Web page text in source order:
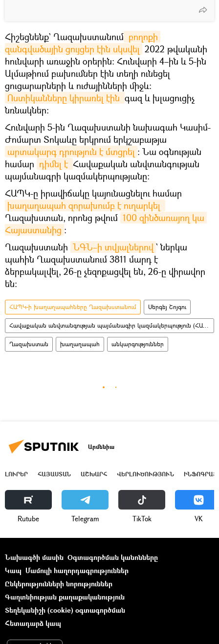
Հիշեցնենք` Ղազախստանում բողոքի
զանգվածային ցույցեր էին սկսվել 2022 թվականի
հունվարի առաջին օրերին։ Հունվարի 4–ին և 5-ին
Ալմաթիում բախումներ էին տեղի ունեցել
ցուցարարների և ուժայինների միջև։
Ոստիկանները կիրառել էին գազ և խլացուցիչ
նռնակներ։
Հունվարի 5-ին Ղազախստանի նախագահ Կասիմ-
Ժոմարտ Տոկաևը երկրում երկշաբաթյա
արտակարգ դրություն է մտցրել ։ Նա օգնության
համար դիմել է Հավաքական անվտանգության
պայմանագրի կազմակերպությանը։
ՀԱՊԿ-ը իրավիճակը կայունացնելու համար
Ղազախստան, որոնց թվում 100 զինծառայող կա
Հայաստանից ։
Ղազախստանի ՆԳՆ–ի տվյալներով ` ներկա
պահին Ղազախստանում 3811 մարդ է
ձերբակալվել, 26-ը չեզոքացվել են, 26-ը վիրավոր
են:
ՀԱՊԿ-ի խաղաղապահները Ղազախստանում Սերգեյ Շոյգու
Հավաքական անվտանգության պայմանագիր կազմակերպություն (ՀԱՊԿ)
Ղազախստան խաղաղապահ անկարգություններ
Արմենիա
ԼՈՒՐԵՐ ՀԱՅԱՍՏԱՆ ԱՇԽԱՐՀ ՎԵՐԼՈՒԾՈՒԹՅՈՒՆ
Rutube Telegram ТikТоk VK
Նախագծի մասին Օգտագործման կանոնները
Կապ Մամուլի հաղորդագրություններ
Ընկերությունների նորություններ
Գաղտնիության քաղաքականություն
Տեղեկանիշի (cookie) օգտագործման
Հետադարձ կապ